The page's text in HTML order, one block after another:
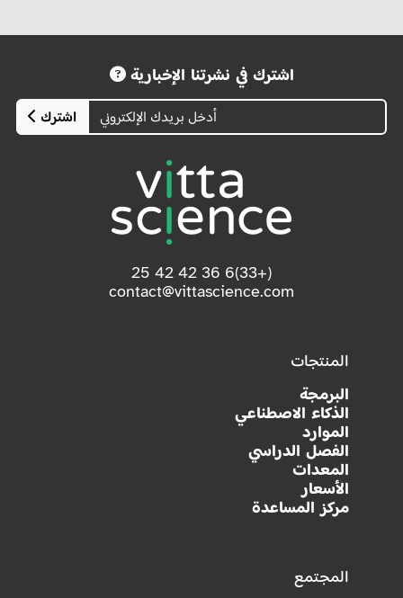
اشترك في نشرتنا الإخبارية
اشترك
(+33)6 36 42 42 25
contact@vittascience.com
المنتجات
البرمجة
الذكاء الاصطناعي
الموارد
الفصل الدراسي
المعدات
الأسعار
مركز المساعدة
المجتمع